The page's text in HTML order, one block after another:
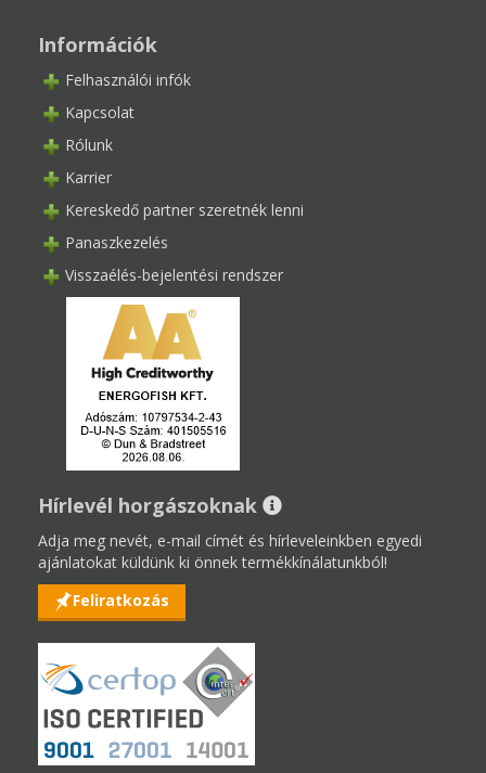
Információk
Felhasználói infók
Kapcsolat
Rólunk
Karrier
Kereskedő partner szeretnék lenni
Panaszkezelés
Visszaélés-bejelentési rendszer
Hírlevél horgászoknak
Adja meg nevét, e-mail címét és hírleveleinkben egyedi
ajánlatokat küldünk ki önnek termékkínálatunkból!
Feliratkozás